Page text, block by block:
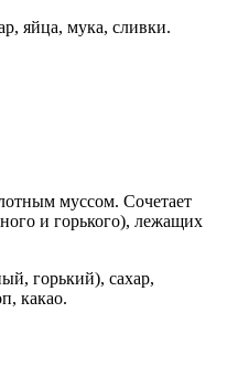
яйца, мука, сливки.
муссом. Сочетает
и горького), лежащих
горький), сахар,
какао.